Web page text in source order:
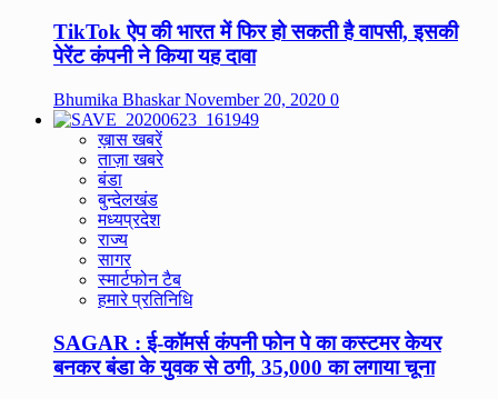
TikTok ऐप की भारत में फिर हो सकती है वापसी, इसकी
पेरेंट कंपनी ने किया यह दावा
Bhumika BhaskarNovember 20, 2020 0
ख़ास खबरें
ताज़ा खबरे
बंडा
बुन्देलखंड
मध्यप्रदेश
राज्य
सागर
स्मार्टफोन टैब
हमारे प्रतिनिधि
SAGAR : ई-कॉमर्स कंपनी फोन पे का कस्टमर केयर
बनकर बंडा के युवक से ठगी, 35,000 का लगाया चूना